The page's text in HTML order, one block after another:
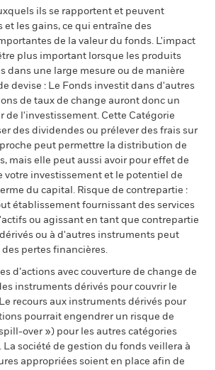
ils se rapportent et peuvent
et les gains, ce qui entraîne des
de la valeur du fonds. L'impact
plus important lorsque les produits
dans une large mesure ou de manière
devise : Le Fonds investit dans d'autres
de taux de change auront donc un
de l'investissement. Cette Catégorie
des dividendes ou prélever des frais sur
peut permettre la distribution de
mais elle peut aussi avoir pour effet de
votre investissement et le potentiel de
du capital. Risque de contrepartie :
établissement fournissant des services
ou agissant en tant que contrepartie
ou à d'autres instruments peut
des pertes financières.
d’actions avec couverture de change de
instruments dérivés pour couvrir le
recours aux instruments dérivés pour
pourrait engendrer un risque de
over ») pour les autres catégories
La société de gestion du fonds veillera à
appropriées soient en place afin de